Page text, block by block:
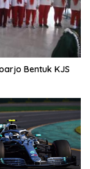
Bentuk KJS